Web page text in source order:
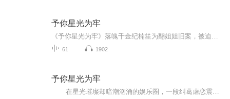
予你星光为牢
61 1902
予你星光为牢